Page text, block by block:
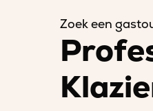
Zoek een